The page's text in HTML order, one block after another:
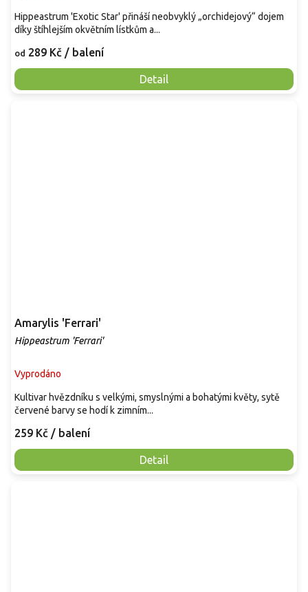
od 289 Kč / balení
Detail
Hippeastrum 'Exotic Star' přináší neobvyklý „orchidejový“ dojem
díky štíhlejším okvětním lístkům a...
Amarylis 'Ferrari'
Hippeastrum 'Ferrari'
Vyprodáno
259 Kč / balení
Detail
Kultivar hvězdníku s velkými, smyslnými a bohatými květy, sytě
červené barvy se hodí k zimním...